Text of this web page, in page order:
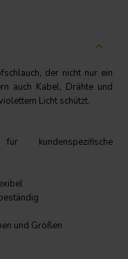
der nicht nur ein
auch Kabel, Drähte und
Licht schützt.
kundenspezifische
und Größen